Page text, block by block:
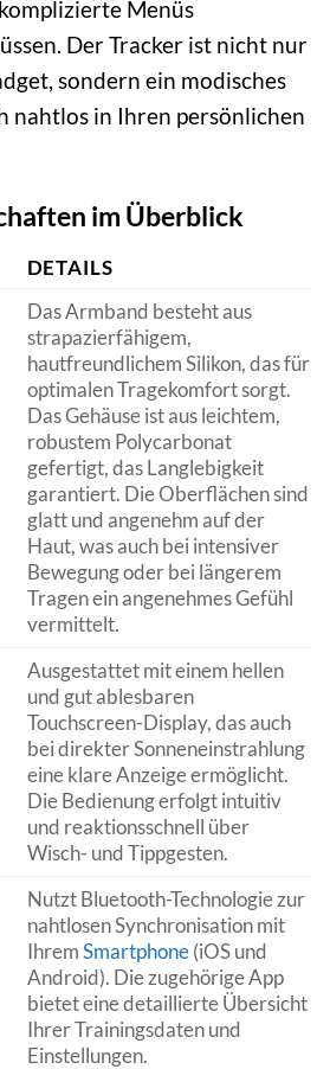
Menüs
Der Tracker ist nicht nur
sondern ein modisches
nahtlos in Ihren persönlichen
im Überblick
DETAILS
Das Armband besteht aus
strapazierfähigem,
hautfreundlichem Silikon, das für
optimalen Tragekomfort sorgt.
Das Gehäuse ist aus leichtem,
robustem Polycarbonat
gefertigt, das Langlebigkeit
garantiert. Die Oberflächen sind
glatt und angenehm auf der
Haut, was auch bei intensiver
Bewegung oder bei längerem
Tragen ein angenehmes Gefühl
vermittelt.
Ausgestattet mit einem hellen
und gut ablesbaren
Touchscreen-Display, das auch
bei direkter Sonneneinstrahlung
eine klare Anzeige ermöglicht.
Die Bedienung erfolgt intuitiv
und reaktionsschnell über
Wisch- und Tippgesten.
Nutzt Bluetooth-Technologie zur
nahtlosen Synchronisation mit
IhremSmartphone(iOS und
Android). Die zugehörige App
bietet eine detaillierte Übersicht
Ihrer Trainingsdaten und
Einstellungen.